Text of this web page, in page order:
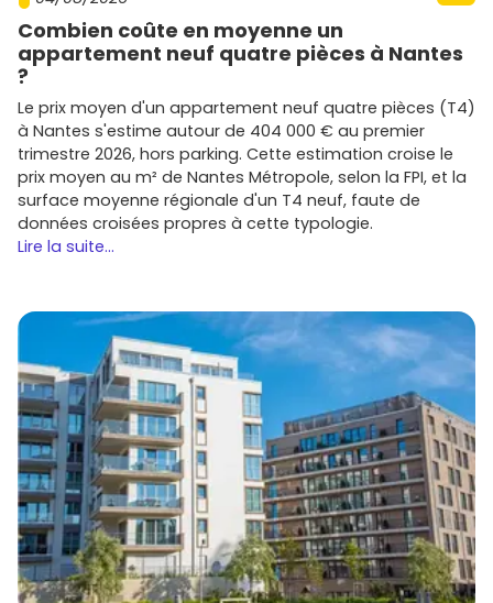
Prêt à avancer ? Parcours les annonces de
neufpour l'immobilier neuf à Ambérieu-en-Bugey,
compare les quartiers, demande la doc, et planifie tes
visites. Je peux aussi t'aider à affiner ton budget et la
meilleure zone selon tes besoins.
Combien coûte en moyenne un
appartement neuf quatre pièces à Nantes
?
Le prix moyen d'un appartement neuf quatre pièces (T4)
à Nantes s'estime autour de 404 000 € au premier
trimestre 2026, hors parking. Cette estimation croise le
prix moyen au m² de Nantes Métropole, selon la FPI, et la
surface moyenne régionale d'un T4 neuf, faute de
données croisées propres à cette typologie.
Lire la suite...